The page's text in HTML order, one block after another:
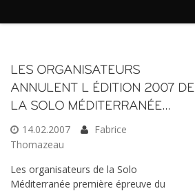
LES ORGANISATEURS
ANNULENT L ÉDITION 2007 DE
LA SOLO MÉDITERRANÉE…
14.02.2007
Fabrice
Thomazeau
Les organisateurs de la Solo
Méditerranée première épreuve du